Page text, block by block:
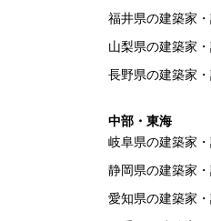
福井県の建築家
山梨県の建築家
長野県の建築家
中部・東海
岐阜県の建築家
静岡県の建築家
愛知県の建築家